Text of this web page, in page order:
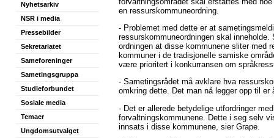
Nyhetsarkiv
NSR i media
Pressebilder
Sekretariatet
Sameforeninger
Sametingsgruppa
Studieforbundet
Sosiale media
Temaer
Ungdomsutvalget
en ressurskommuneordning.
- Problemet med dette er at
ressurskommuneordningen skal
ordningen at disse kommunene sliter med
kommuner i de tradisjonelle samiske
være prioritert i konkurransen om
- Sametingsrådet må avklare hva
omkring dette. Det man nå legger opp til
- Det er allerede betydelige utfordringer
forvaltningskommunene. Dette i seg selv
innsats i disse kommunene, sier Grape.